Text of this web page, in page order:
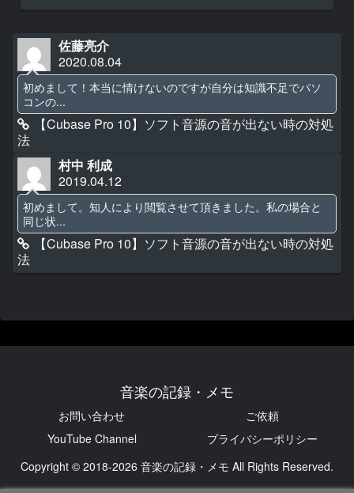
佐藤亮介
2020.08.04
初めまして！本当に情けないのですが自分は知識不足でパソ
コンの...
【Cubase Pro 10】ソフト音源の音が出ない時の対処
法
村中 利成
2019.04.12
初めまして。知人により閲覧させて頂きました。私の場合と
同じ状...
【Cubase Pro 10】ソフト音源の音が出ない時の対処
法
音楽の記録・メモ
お問い合わせ
ご依頼
YouTube Channel
プライバシーポリシー
Copyright © 2018-2026 音楽の記録・メモ All Rights Reserved.